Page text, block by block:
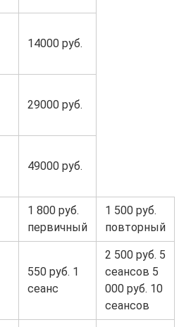
14000 руб.
29000 руб.
49000 руб.
1 800 руб.
первичный
1 500 руб.
повторный
550 руб. 1
сеанс
2 500 руб. 5
сеансов 5
000 руб. 10
сеансов